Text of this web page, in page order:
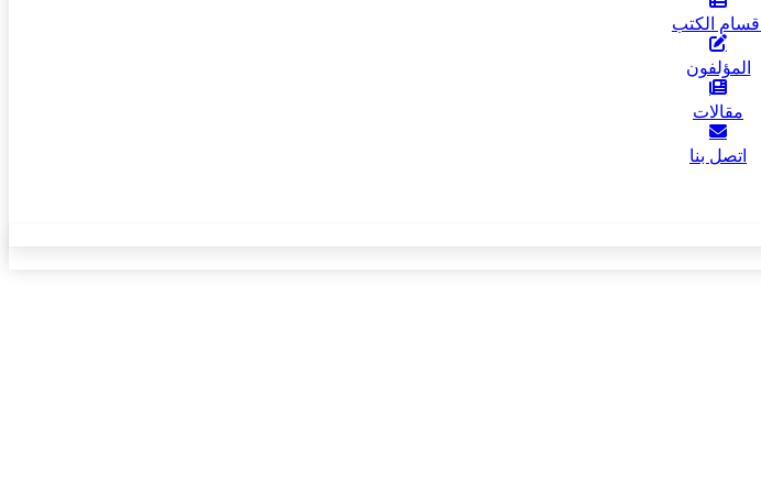
اقسام الكتب
المؤلفون
مقالات
اتصل بنا